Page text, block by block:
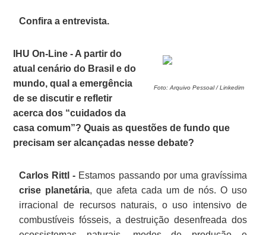
Confira a entrevista.
Foto: Arquivo Pessoal / Linkedim
IHU On-Line - A partir do
atual cenário do Brasil e do
mundo, qual a emergência
de se discutir e refletir
acerca dos “cuidados da
casa comum”? Quais as questões de fundo que
precisam ser alcançadas nesse debate?
Carlos Rittl - Estamos passando por uma gravíssima
crise planetária, que afeta cada um de nós. O uso
irracional de recursos naturais, o uso intensivo de
combustíveis fósseis, a destruição desenfreada dos